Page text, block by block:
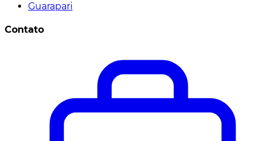
Guarapari
Contato